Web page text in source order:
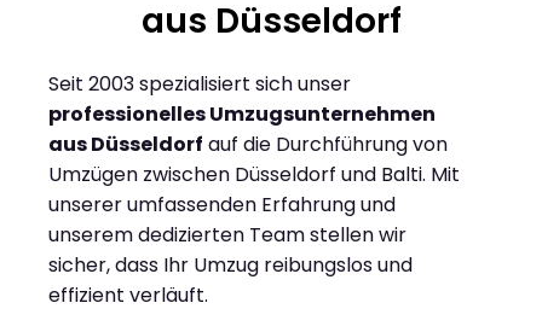
aus Düsseldorf
Seit 2003 spezialisiert sich unser
professionelles Umzugsunternehmen
aus Düsseldorf auf die Durchführung von
Umzügen zwischen Düsseldorf und Balti. Mit
unserer umfassenden Erfahrung und
unserem dedizierten Team stellen wir
sicher, dass Ihr Umzug reibungslos und
effizient verläuft.